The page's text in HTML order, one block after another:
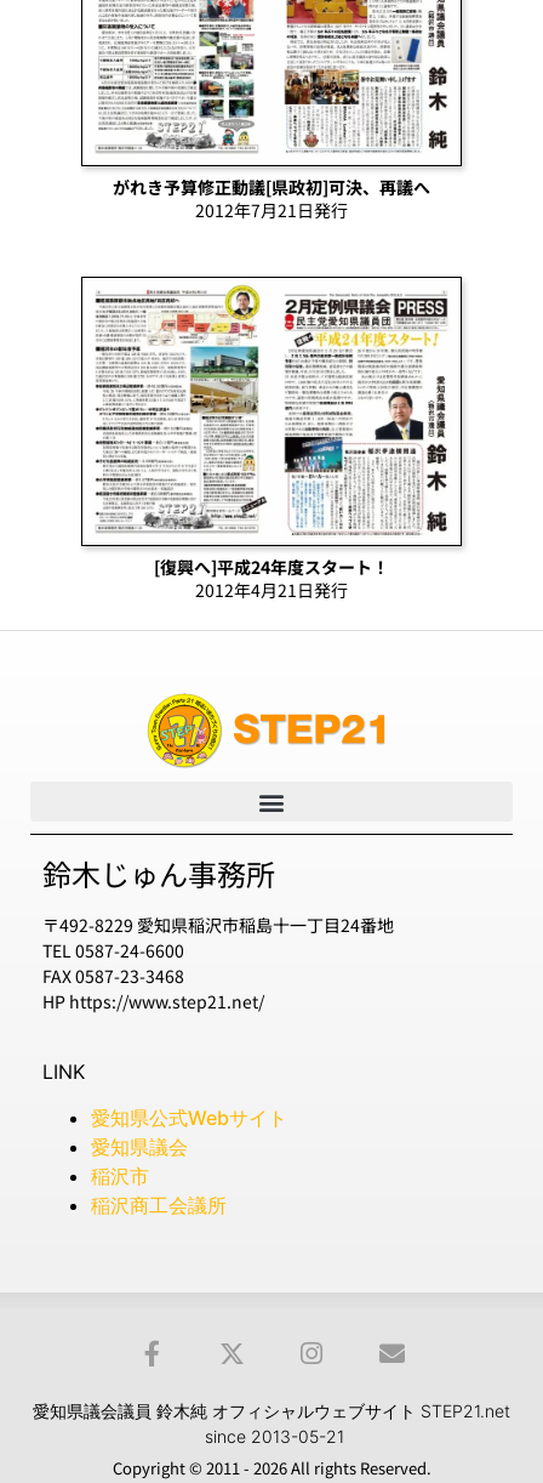
がれき予算修正動議[県政初]可決、再議へ
2012年7月21日発行
[復興へ]平成24年度スタート！
2012年4月21日発行
鈴木じゅん事務所
〒492-8229 愛知県稲沢市稲島十一丁目24番地
TEL 0587-24-6600
FAX 0587-23-3468
HP https://www.step21.net/
LINK
愛知県公式Webサイト
愛知県議会
稲沢市
稲沢商工会議所
愛知県議会議員 鈴木純 オフィシャルウェブサイト STEP21.net
since 2013-05-21
Copyright © 2011 - 2026 All rights Reserved.